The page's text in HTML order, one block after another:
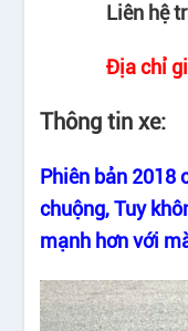
Liên hệ
Địa chỉ
Thông tin xe:
Phiên bản 2018
chuộng, Tuy
mạnh hơn với